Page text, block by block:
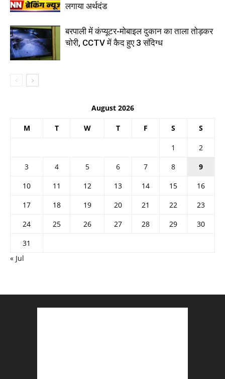
लगाया अर्थदंड
बरपाली में कंप्यूटर-मोबाइल दुकान का ताला तोड़कर
चोरी, CCTV में कैद हुए 3 संदिग्ध
August 2026
M T W T F S S
1
2
3
4 5 6 7 8
9
10
11 12 13 14 15
16
17
18 19 20 21 22
23
24
25 26 27 28 29
30
31
« Jul